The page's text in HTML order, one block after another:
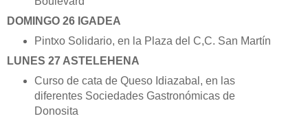
DOMINGO 26 IGADEA
Pintxo Solidario, en la Plaza del C,C. San Martín
LUNES 27 ASTELEHENA
Curso de cata de Queso Idiazabal, en las
diferentes Sociedades Gastronómicas de
Donosita